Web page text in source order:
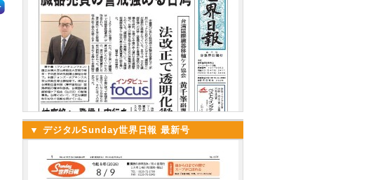
▼ デジタルSunday世界日報 最新号